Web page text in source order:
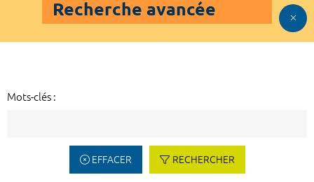
Recherche avancée
Mots-clés :
EFFACER RECHERCHER